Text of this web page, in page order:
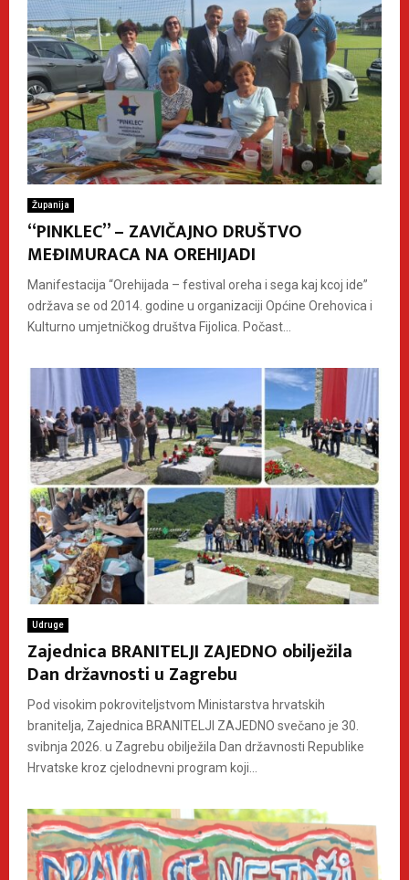
Županija
“PINKLEC” – ZAVIČAJNO DRUŠTVO
MEĐIMURACA NA OREHIJADI
Manifestacija “Orehijada – festival oreha i sega kaj kcoj ide”
održava se od 2014. godine u organizaciji Općine Orehovica i
Kulturno umjetničkog društva Fijolica. Počast...
Udruge
Zajednica BRANITELJI ZAJEDNO obilježila
Dan državnosti u Zagrebu
Pod visokim pokroviteljstvom Ministarstva hrvatskih
branitelja, Zajednica BRANITELJI ZAJEDNO svečano je 30.
svibnja 2026. u Zagrebu obilježila Dan državnosti Republike
Hrvatske kroz cjelodnevni program koji...